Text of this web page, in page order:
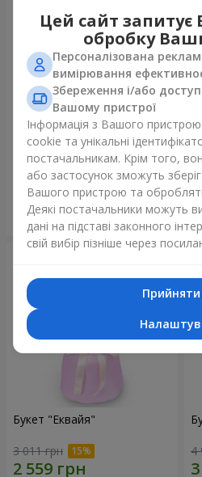
Букет "Kamaliya"
3 679 грн
Замовити
3
Букет "Еквайя"
3 011 грн 4
Цей сайт запитує
обробку
Персоналізована
вимірювання
Збереження і/або
Вашому пристрої
Інформація з Вашого
cookie та унікальні
постачальникам. Крім того,
або застосунок зможуть
Вашого пристрою та
Деякі постачальники можуть
дані на підставі законного
свій вибір пізніше через
Прийняти